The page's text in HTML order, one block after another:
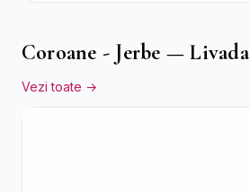
Coroane - Jerbe — Livada
Vezi toate →